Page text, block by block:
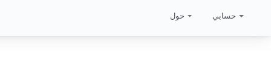
حول حسابي